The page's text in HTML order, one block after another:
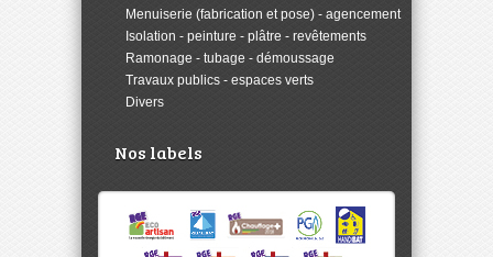
Menuiserie (fabrication et pose) - agencement
Isolation - peinture - plâtre - revêtements
Ramonage - tubage - démoussage
Travaux publics - espaces verts
Divers
Nos labels